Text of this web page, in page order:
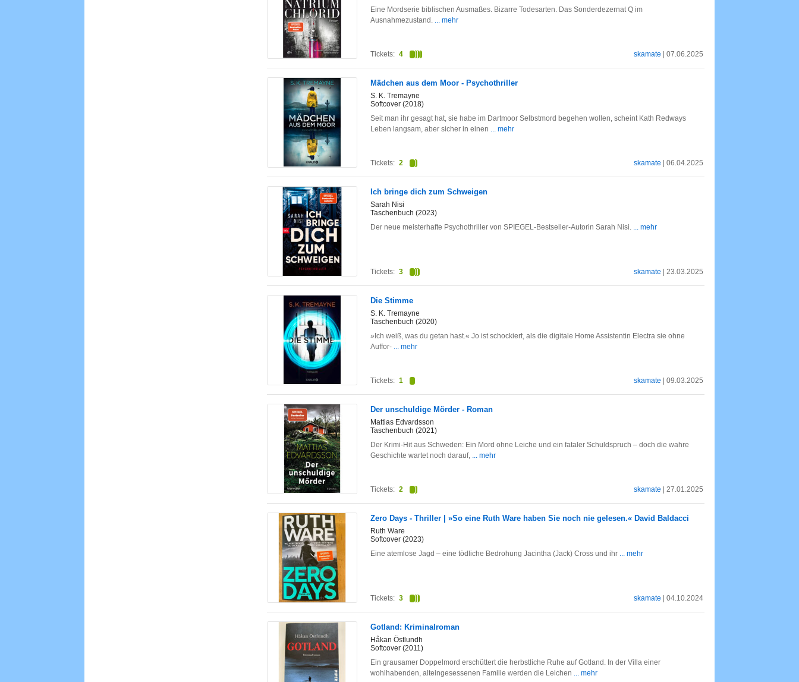
Eine Mordserie biblischen Ausmaßes. Bizarre Todesarten. Das Sonderdezernat Q im
Ausnahmezustand. ... mehr
skamate | 07.06.2025
Tickets: 4
Mädchen aus dem Moor - Psychothriller
S. K. Tremayne
Softcover (2018)
Seit man ihr gesagt hat, sie habe im Dartmoor Selbstmord begehen wollen, scheint Kath Redways
Leben langsam, aber sicher in einen ... mehr
skamate | 06.04.2025
Tickets: 2
Ich bringe dich zum Schweigen
Sarah Nisi
Taschenbuch (2023)
Der neue meisterhafte Psychothriller von SPIEGEL-Bestseller-Autorin Sarah Nisi. ... mehr
skamate | 23.03.2025
Tickets: 3
Die Stimme
S. K. Tremayne
Taschenbuch (2020)
»Ich weiß, was du getan hast.« Jo ist schockiert, als die digitale Home Assistentin Electra sie ohne
Auffor- ... mehr
skamate | 09.03.2025
Tickets: 1
Der unschuldige Mörder - Roman
Mattias Edvardsson
Taschenbuch (2021)
Der Krimi-Hit aus Schweden: Ein Mord ohne Leiche und ein fataler Schuldspruch – doch die wahre
Geschichte wartet noch darauf, ... mehr
skamate | 27.01.2025
Tickets: 2
Zero Days - Thriller | »So eine Ruth Ware haben Sie noch nie gelesen.« David Baldacci
Ruth Ware
Softcover (2023)
Eine atemlose Jagd – eine tödliche Bedrohung Jacintha (Jack) Cross und ihr ... mehr
skamate | 04.10.2024
Tickets: 3
Gotland: Kriminalroman
Håkan Östlundh
Softcover (2011)
Ein grausamer Doppelmord erschüttert die herbstliche Ruhe auf Gotland. In der Villa einer
wohlhabenden, alteingesessenen Familie werden die Leichen ... mehr